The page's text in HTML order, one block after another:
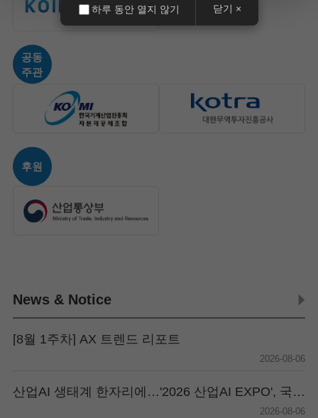
공동
주관
후원
News & Notice
[8월 1주차] AX 트렌드 리포트
2026-08-06
산업AI 생태계 한자리에…'2026 산업AI EXPO', 국가대표 플랫폼 'K Connect AI'와 연계 개최
2026-08-06
하루 동안 열지 않기 닫기 ×